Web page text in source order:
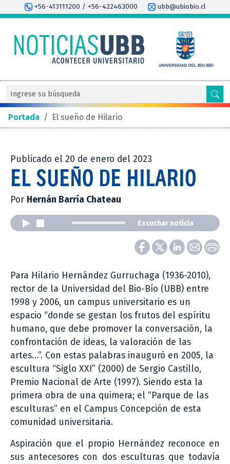
+56-413111200 / +56-422463000 ubb@ubiobio.cl
Portada / El sueño de Hilario
Publicado el 20 de enero del 2023
EL SUEÑO DE HILARIO
Por Hernán Barría Chateau
Escuchar noticia
Para Hilario Hernández Gurruchaga (1936-2010),
rector de la Universidad del Bio-Bío (UBB) entre
1998 y 2006, un campus universitario es un
espacio “donde se gestan los frutos del espíritu
humano, que debe promover la conversación, la
confrontación de ideas, la valoración de las
artes…”. Con estas palabras inauguró en 2005, la
escultura “Siglo XXI” (2000) de Sergio Castillo,
Premio Nacional de Arte (1997). Siendo esta la
primera obra de una quimera; el “Parque de las
esculturas” en el Campus Concepción de esta
comunidad universitaria.
Aspiración que el propio Hernández reconoce en
sus antecesores con dos esculturas que todavía